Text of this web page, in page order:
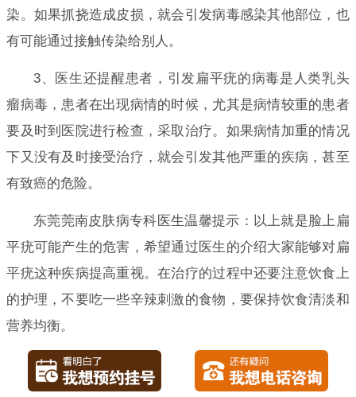
染。如果抓挠造成皮损，就会引发病毒感染其他部位，也
有可能通过接触传染给别人。
3、医生还提醒患者，引发扁平疣的病毒是人类乳头
瘤病毒，患者在出现病情的时候，尤其是病情较重的患者
要及时到医院进行检查，采取治疗。如果病情加重的情况
下又没有及时接受治疗，就会引发其他严重的疾病，甚至
有致癌的危险。
东莞莞南皮肤病专科医生温馨提示：以上就是脸上扁
平疣可能产生的危害，希望通过医生的介绍大家能够对扁
平疣这种疾病提高重视。在治疗的过程中还要注意饮食上
的护理，不要吃一些辛辣刺激的食物，要保持饮食清淡和
营养均衡。